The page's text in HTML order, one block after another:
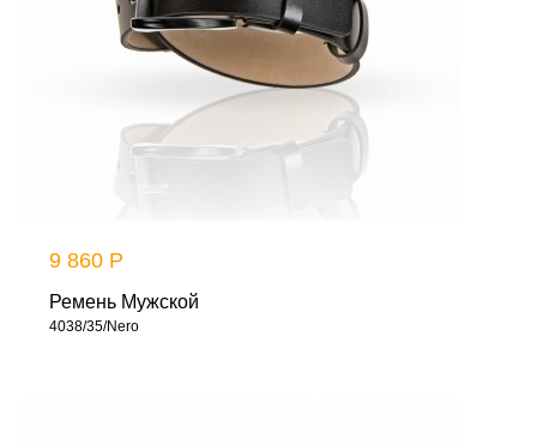
9 860 Р
Ремень Мужской
4038/35/Nero